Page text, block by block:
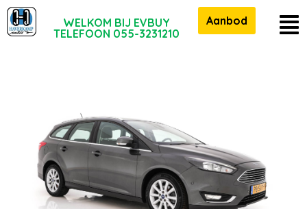
WELKOM BIJ EVBUY
TELEFOON 055-3231210
Aanbod